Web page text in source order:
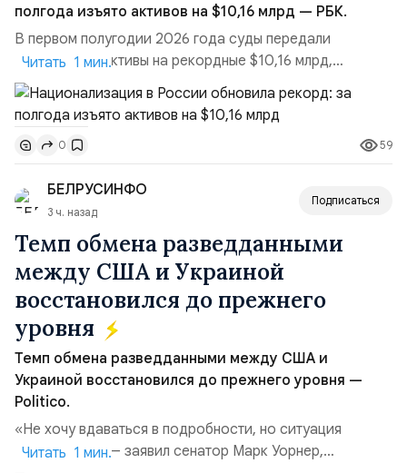
полгода изъято активов на $10,16 млрд — РБК.
В первом полугодии 2026 года суды передали
государству активы на рекордные $10,16 млрд,
подсчитали аналитики AK&M. Это в 2,5 раза больше,
чем за аналогичный период 2025 года ($3,95 млрд).
Всего зафиксировано 15 национализационных
транзакций, которые обеспечили 42,2% денежного
объёма всего российского рынка слияний и
поглощений. Крупнейшей ...
Читать 1 мин.
0 59
БЕЛРУСИНФО
3 ч. назад
Подписаться
Темп обмена разведданными
между США и Украиной
восстановился до прежнего
уровня
Темп обмена разведданными между США и
Украиной восстановился до прежнего уровня —
Politico.
«Не хочу вдаваться в подробности, но ситуация
улучшилась», — заявил сенатор Марк Уорнер,
Читать 1 мин.